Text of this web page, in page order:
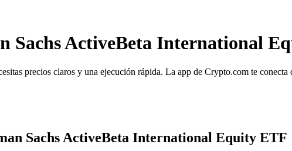
Sachs ActiveBeta International
precios claros y una ejecución rápida. La app de Crypto.com te conecta
Sachs ActiveBeta International Equity ETF